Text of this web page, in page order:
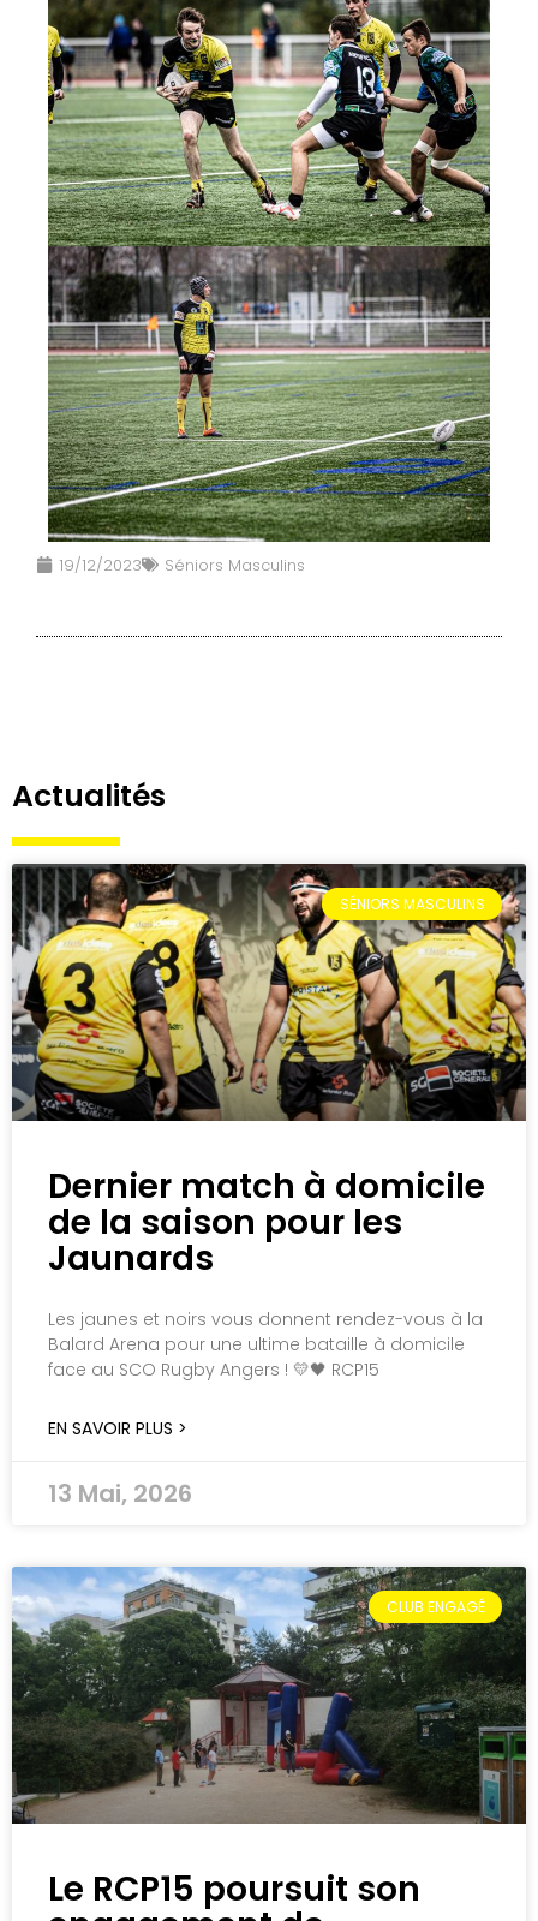
19/12/2023 Séniors Masculins
Actualités
SÉNIORS MASCULINS
Dernier match à domicile
de la saison pour les
Jaunards
Les jaunes et noirs vous donnent rendez-vous à la
Balard Arena pour une ultime bataille à domicile
face au SCO Rugby Angers ! 💛🖤 RCP15
EN SAVOIR PLUS >
13 Mai, 2026
CLUB ENGAGÉ
Le RCP15 poursuit son